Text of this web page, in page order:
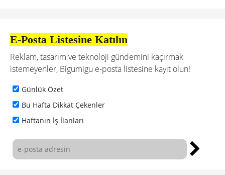
E-Posta Listesine Katılın
Reklam, tasarım ve teknoloji gündemini kaçırmak
istemeyenler, Bigumigu e-posta listesine kayıt olun!
Günlük Özet
Bu Hafta Dikkat Çekenler
Haftanın İş İlanları